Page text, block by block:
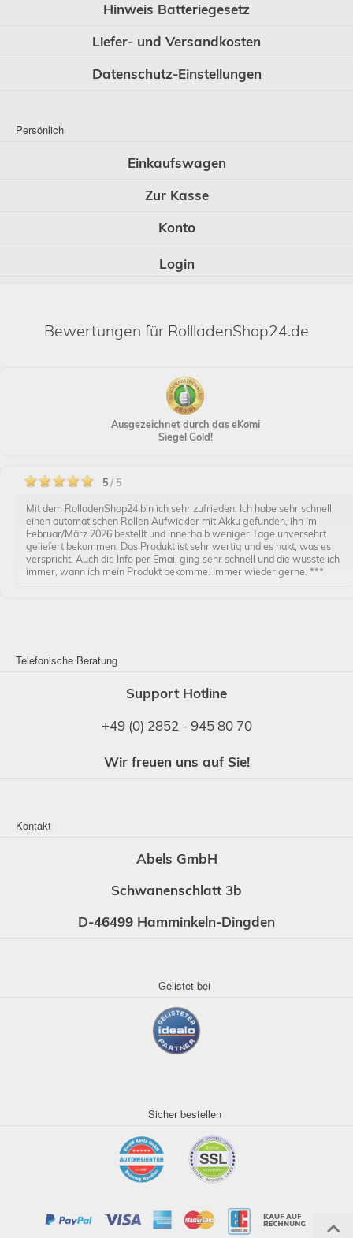
Hinweis Batteriegesetz
Liefer- und Versandkosten
Datenschutz-Einstellungen
Persönlich
Einkaufswagen
Zur Kasse
Konto
Login
Bewertungen für RollladenShop24.de
Ausgezeichnet durch das eKomi
Siegel Gold!
5/ 5
Mit dem RolladenShop24 bin ich sehr zufrieden. Ich habe sehr schnell
einen automatischen Rollen Aufwickler mit Akku gefunden, ihn im
Februar/März 2026 bestellt und innerhalb weniger Tage unversehrt
geliefert bekommen. Das Produkt ist sehr wertig und es hakt, was es
verspricht. Auch die Info per Email ging sehr schnell und die wusste ich
immer, wann ich mein Produkt bekomme. Immer wieder gerne. ***
Telefonische Beratung
Support Hotline
+49 (0) 2852 - 945 80 70
Wir freuen uns auf Sie!
Kontakt
Abels GmbH
Schwanenschlatt 3b
D-46499 Hamminkeln-Dingden
Gelistet bei
Sicher bestellen